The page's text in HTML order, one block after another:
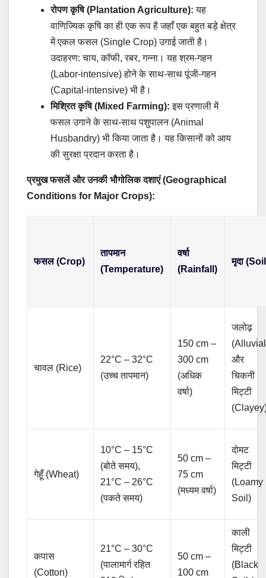
रोपण कृषि (Plantation Agriculture): यह
वाणिज्यिक कृषि का ही एक रूप है जहाँ एक बहुत बड़े क्षेत्र
में एकल फसल (Single Crop) उगाई जाती है।
उदाहरण: चाय, कॉफी, रबर, गन्ना। यह श्रम-गहन
(Labor-intensive) होने के साथ-साथ पूंजी-गहन
(Capital-intensive) भी है।
मिश्रित कृषि (Mixed Farming): इस प्रणाली में
फसल उगाने के साथ-साथ पशुपालन (Animal
Husbandry) भी किया जाता है। यह किसानों को आय
की सुरक्षा प्रदान करता है।
प्रमुख फसलें और उनकी भौगोलिक दशाएं (Geographical
Conditions for Major Crops):
फसल (Crop)
तापमान
(Temperature)
वर्षा
(Rainfall)
मृदा
चावल (Rice)
22°C – 32°C
(उच्च तापमान)
150 cm –
300 cm
(अधिक
वर्षा)
जलोढ़
और
चिकनी
मिट्टी
गेहूँ (Wheat)
10°C – 15°C
(बोते समय),
21°C – 26°C
(पकते समय)
50 cm –
75 cm
(मध्यम वर्षा)
दोमट
मिट्टी
(Loamy
Soil)
कपास
(Cotton)
21°C – 30°C
(पालामार्ग रहित
50 cm –
100 cm
काली
मिट्टी
(Black